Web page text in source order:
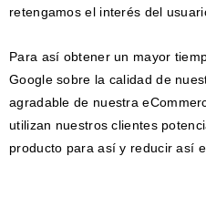
retengamos el interés del
Para así obtener un mayor
Google sobre la calidad de
agradable de nuestra
utilizan nuestros clientes
producto para así y reducir así